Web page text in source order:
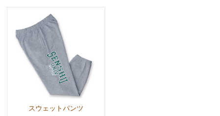
スウェットパンツ